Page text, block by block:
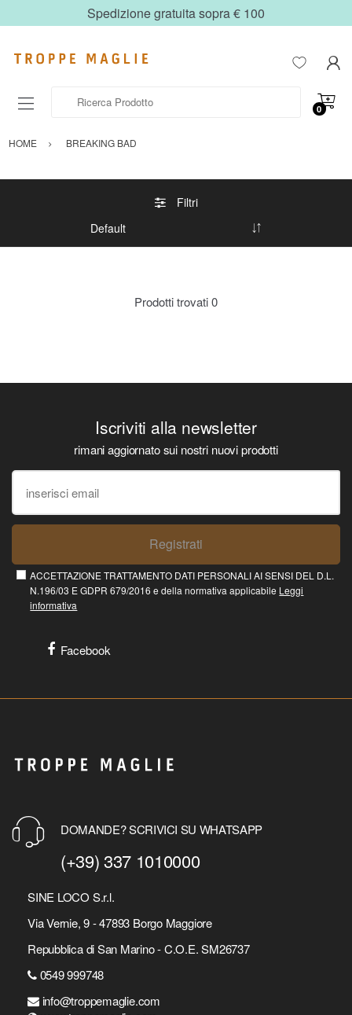
Spedizione gratuita sopra € 100
0
HOME BREAKING BAD
Filtri
Prodotti trovati0
Iscriviti alla newsletter
rimani aggiornato sui nostri nuovi prodotti
Registrati
ACCETTAZIONE TRATTAMENTO DATI PERSONALI AI SENSI DEL D.L.
N.196/03 E GDPR 679/2016 e della normativa applicabile Leggi
informativa
Facebook
DOMANDE? SCRIVICI SU WHATSAPP
(+39) 337 1010000
SINE LOCO S.r.l.
Via Vernie, 9 - 47893 Borgo Maggiore
Repubblica di San Marino - C.O.E. SM26737
0549 999748
info@troppemaglie.com